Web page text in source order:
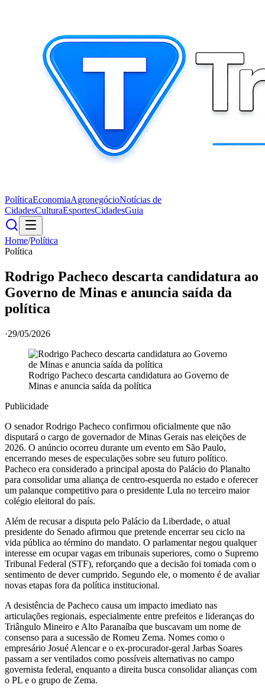
PolíticaEconomiaAgronegócioNotícias de
CidadesCulturaEsportesCidadesGuia
Home/Política
Política
Rodrigo Pacheco descarta candidatura ao
Governo de Minas e anuncia saída da
política
·29/05/2026
Rodrigo Pacheco descarta candidatura ao Governo de
Minas e anuncia saída da política
Publicidade
O senador Rodrigo Pacheco confirmou oficialmente que não
disputará o cargo de governador de Minas Gerais nas eleições de
2026. O anúncio ocorreu durante um evento em São Paulo,
encerrando meses de especulações sobre seu futuro político.
Pacheco era considerado a principal aposta do Palácio do Planalto
para consolidar uma aliança de centro-esquerda no estado e oferecer
um palanque competitivo para o presidente Lula no terceiro maior
colégio eleitoral do país.
Além de recusar a disputa pelo Palácio da Liberdade, o atual
presidente do Senado afirmou que pretende encerrar seu ciclo na
vida pública ao término do mandato. O parlamentar negou qualquer
interesse em ocupar vagas em tribunais superiores, como o Supremo
Tribunal Federal (STF), reforçando que a decisão foi tomada com o
sentimento de dever cumprido. Segundo ele, o momento é de avaliar
novas etapas fora da política institucional.
A desistência de Pacheco causa um impacto imediato nas
articulações regionais, especialmente entre prefeitos e lideranças do
Triângulo Mineiro e Alto Paranaíba que buscavam um nome de
consenso para a sucessão de Romeu Zema. Nomes como o
empresário Josué Alencar e o ex-procurador-geral Jarbas Soares
passam a ser ventilados como possíveis alternativas no campo
governista federal, enquanto a direita busca consolidar alianças com
o PL e o grupo de Zema.